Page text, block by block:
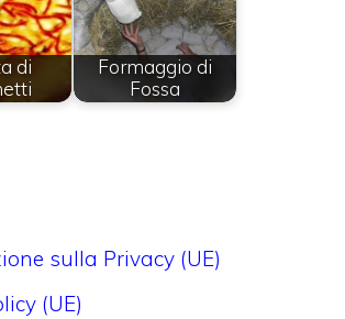
di
Formaggio di
Fossa
sulla Privacy (UE)
(UE)